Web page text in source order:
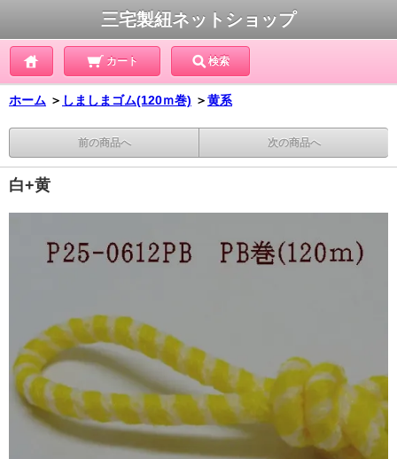
三宅製紐ネットショップ
カート 検索
ホーム ＞ しましまゴム(120ｍ巻) ＞黄系
前の商品へ 次の商品へ
白+黄